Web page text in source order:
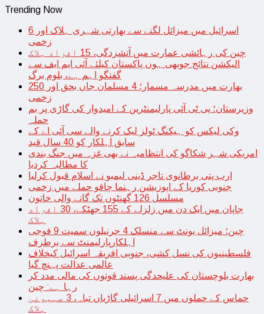
Trending Now
اسرائیل میں میزائل لگنے سے بھارتی شہری ہلاک اور 6
زخمی
چین کی رہائشی عمارت میں آتشزدگی، 15 افراد ہلاک
الیکشن نتائج جوبھی ہوں پاکستان کیلئے آئی ایم ایف سے
گفتگو اہم ہے، بلوم برگ
بھارت میں مدرسہ مسمار؛ 4 مسلمان جاں بحق اور 250
زخمی
وزیرستان؛ پی ٹی آئی پارلیمنٹرین کے امیدوار کی گاڑی پر بم
حملہ
وکی لیکس کو ہیکنگ ٹولز لیک کرنے والے سی آئی اے کے
سابق اہلکار کو 40 سال قید
امریکی شہر شکاگو کی انتظامیہ نے بھی غزہ میں جنگ بندی
کا مطالبہ کردیا
ارب پتی برطانوی تاجر ڈینی لیمبو نے اسلام قبول کرلیا
جنوبی کوریا کے اپوزیشن رہنما چاقو حملے میں زخمی
مسلسل 126 گھنٹوں تک گانے والی خاتون
جاپان میں ایک دن میں زلزلے کے 155 جھٹکے، 30 افراد
ہلاک
چین؛ میزائل یونٹ سے منسلک 4 جرنیلوں سمیت 9 فوجی
اہلکارپارلیمنٹ سے برطرف
فلسطینیوں کی نسل کشی، جنوبی افریقہ اسرائیل کیخلاف
عالمی عدالت پہنچ گیا
بھارت بلوچستان کی علیحدگی پسند قوتوں کی مالی مدد کر
رہا ہے: چین
حماس کے حملوں میں 7 اسرائیلی گاڑیاں تباہ، 3 صہیونی
ہلاک